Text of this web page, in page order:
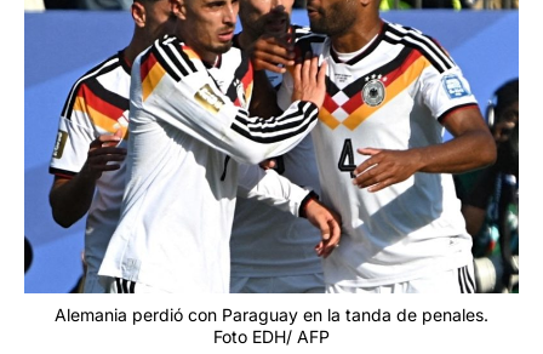
Alemania perdió con Paraguay en la tanda de penales.
Foto EDH/ AFP